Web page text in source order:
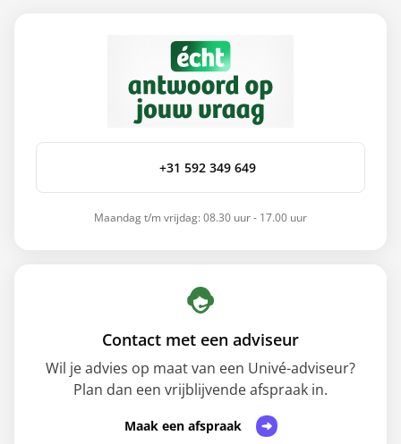
+31 592 349 649
Maandag t/m vrijdag: 08.30 uur - 17.00 uur
Contact met een adviseur
Wil je advies op maat van een Univé-adviseur?
Plan dan een vrijblijvende afspraak in.
Maak een afspraak